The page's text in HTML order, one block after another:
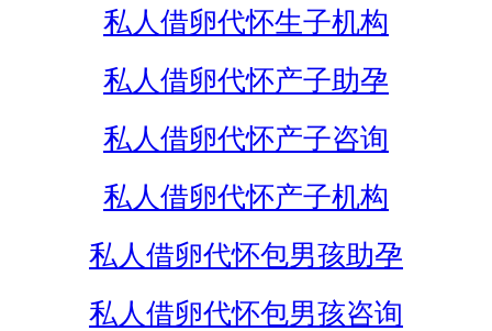
私人借卵代怀生子机构
私人借卵代怀产子助孕
私人借卵代怀产子咨询
私人借卵代怀产子机构
私人借卵代怀包男孩助孕
私人借卵代怀包男孩咨询